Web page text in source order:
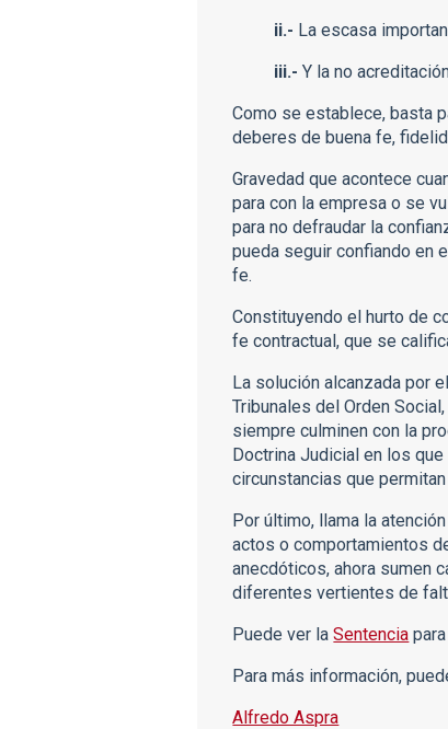
ii.- La escasa
iii.- Y la no
Como se establece, basta
deberes de buena fe,
Gravedad que acontece
para con la empresa o se
para no defraudar la
pueda seguir confiando en
fe.
Constituyendo el hurto de
fe contractual, que se
La solución alcanzada por
Tribunales del Orden
siempre culminen con la
Doctrina Judicial en los
circunstancias que
Por último, llama la
actos o comportamientos
anecdóticos, ahora sumen
diferentes vertientes de
Puede ver laSentencia
Para más información,
Alfredo Aspra